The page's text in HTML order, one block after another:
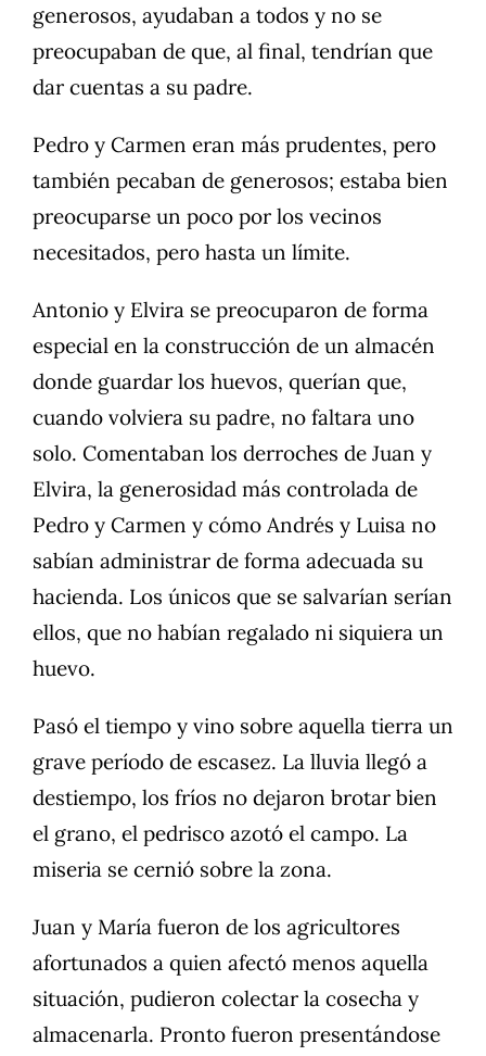
generosos, ayudaban a todos y no se
preocupaban de que, al final, tendrían que
dar cuentas a su padre.
Pedro y Carmen eran más prudentes, pero
también pecaban de generosos; estaba bien
preocuparse un poco por los vecinos
necesitados, pero hasta un límite.
Antonio y Elvira se preocuparon de forma
especial en la construcción de un almacén
donde guardar los huevos, querían que,
cuando volviera su padre, no faltara uno
solo. Comentaban los derroches de Juan y
Elvira, la generosidad más controlada de
Pedro y Carmen y cómo Andrés y Luisa no
sabían administrar de forma adecuada su
hacienda. Los únicos que se salvarían serían
ellos, que no habían regalado ni siquiera un
huevo.
Pasó el tiempo y vino sobre aquella tierra un
grave período de escasez. La lluvia llegó a
destiempo, los fríos no dejaron brotar bien
el grano, el pedrisco azotó el campo. La
miseria se cernió sobre la zona.
Juan y María fueron de los agricultores
afortunados a quien afectó menos aquella
situación, pudieron colectar la cosecha y
almacenarla. Pronto fueron presentándose